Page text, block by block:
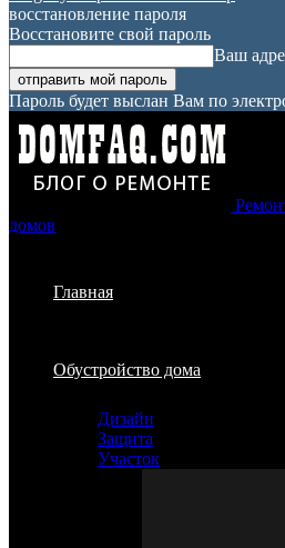
восстановление пароля
Восстановите свой пароль
Ваш
Пароль будет выслан Вам по
домов
Главная
Обустройство дома
Дизайн
Защита
Участок